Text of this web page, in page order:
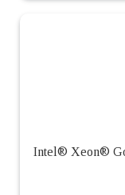
Intel® Xeon®